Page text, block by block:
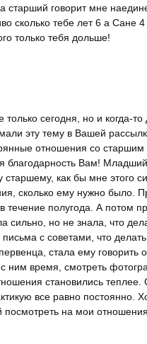
старший говорит мне
сколько тебе лет 6 а Сане
только тебя дольше!
сегодня, но и когда-
эту тему в Вашей
отношения со
благодарность Вам!
как бы мне этого
сколько ему нужно было.
течение полугода. А потом
сильно, но не знала, что
с советами, что
стала ему говорить
ним время, смотреть
становились теплее.
все равно постоянно.
посмотреть на мои